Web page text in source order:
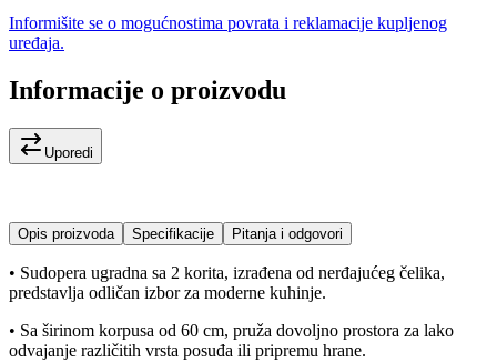
Informišite se o mogućnostima povrata i reklamacije kupljenog
uređaja.
Informacije o proizvodu
Uporedi
Opis proizvoda Specifikacije Pitanja i odgovori
• Sudopera ugradna sa 2 korita, izrađena od nerđajućeg čelika,
predstavlja odličan izbor za moderne kuhinje.
• Sa širinom korpusa od 60 cm, pruža dovoljno prostora za lako
odvajanje različitih vrsta posuđa ili pripremu hrane.